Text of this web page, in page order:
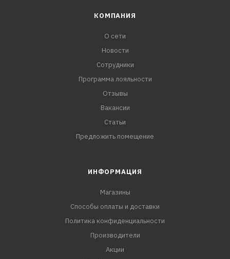
КОМПАНИЯ
О сети
Новости
Сотрудники
Программа лояльности
Отзывы
Вакансии
Статьи
Предложить помещение
ИНФОРМАЦИЯ
Магазины
Способы оплаты и доставки
Политика конфиденциальности
Производители
Акции